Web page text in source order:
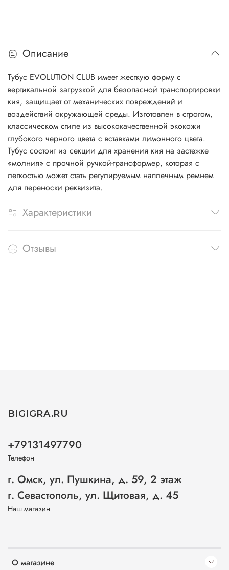
Описание
Тубус EVOLUTION CLUB имеет жесткую форму с
вертикальной загрузкой для безопасной транспортировки
кия, защищает от механических повреждений и
воздействий окружающей среды. Изготовлен в строгом,
классическом стиле из высококачественной экокожи
глубокого черного цвета с вставками лимонного цвета.
Тубус состоит из секции для хранения кия на застежке
«молния» с прочной ручкой-трансформер, которая с
легкостью может стать регулируемым наплечным ремнем
для переноски реквизита.
Характеристики
Отзывы
О магазине
BIGIGRA.RU
+79131497790
Телефон
г. Омск, ул. Пушкина, д. 59, 2 этаж
г. Севастополь, ул. Щитовая, д. 45
Наш магазин